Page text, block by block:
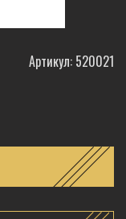
Артикул: 520021